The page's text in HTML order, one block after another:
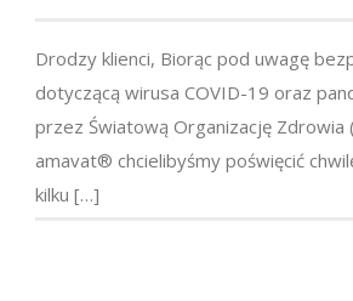
Drodzy klienci, Biorąc pod uwagę
dotyczącą wirusa COVID-19 oraz
przez Światową Organizację Zdrowia
amavat® chcielibyśmy poświęcić
kilku […]